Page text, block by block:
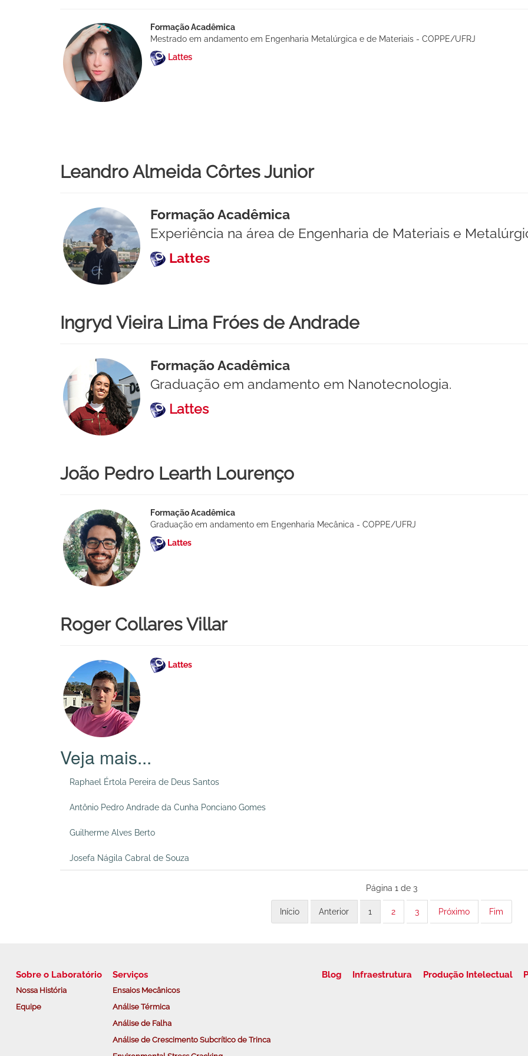
Formação Acadêmica
Mestrado em andamento em Engenharia Metalúrgica e de Materiais - COPPE/UFRJ
Lattes
Leandro Almeida Côrtes Junior
Formação Acadêmica
Experiência na área de Engenharia de Materiais e
Lattes
Ingryd Vieira Lima Fróes de Andrade
Formação Acadêmica
Graduação em andamento em Nanotecnologia.
Lattes
João Pedro Learth Lourenço
Formação Acadêmica
Graduação em andamento em Engenharia Mecânica - COPPE/UFRJ
Lattes
Roger Collares Villar
Lattes
Raphael Értola Pereira de Deus Santos
Antônio Pedro Andrade da Cunha Ponciano Gomes
Guilherme Alves Berto
Josefa Nágila Cabral de Souza
Página 1 de 3
Início Anterior 1 2 3 Próximo Fim
Sobre o Laboratório
Nossa História
Equipe
Serviços
Ensaios Mecânicos
Análise Térmica
Análise de Falha
Análise de Crescimento Subcrítico de Trinca
Blog Infraestrutura Produção Intelectual